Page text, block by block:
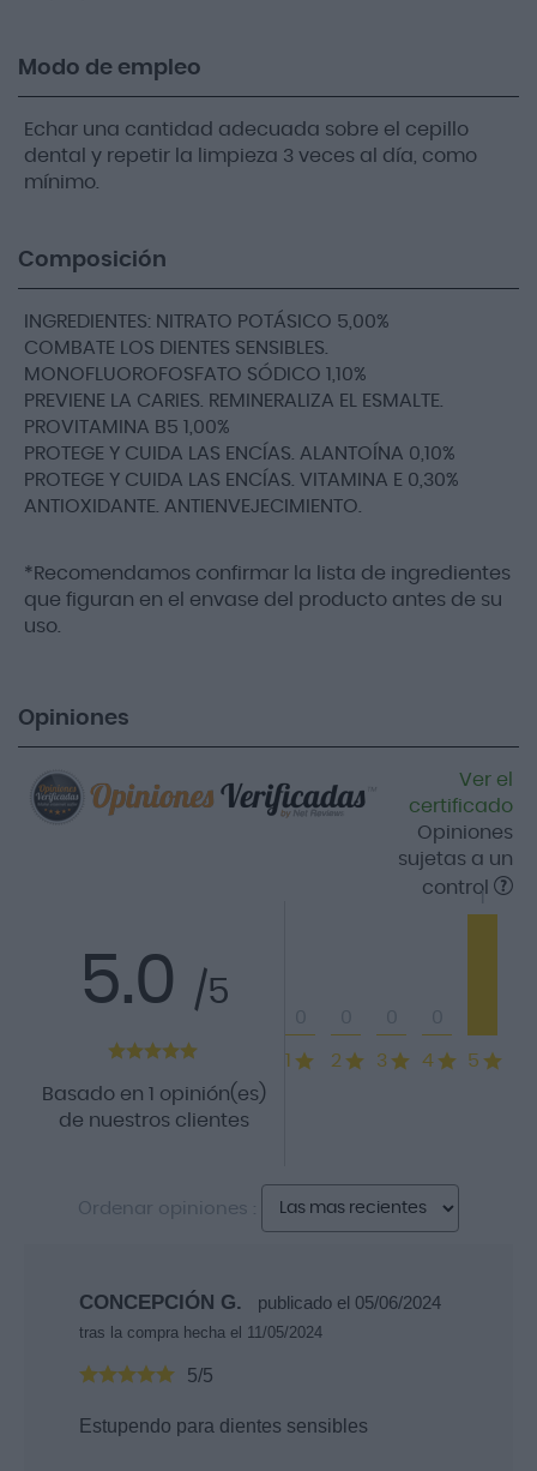
Modo de empleo
Echar una cantidad adecuada sobre el cepillo
dental y repetir la limpieza 3 veces al día, como
mínimo.
Composición
INGREDIENTES: NITRATO POTÁSICO 5,00%
COMBATE LOS DIENTES SENSIBLES.
MONOFLUOROFOSFATO SÓDICO 1,10%
PREVIENE LA CARIES. REMINERALIZA EL ESMALTE.
PROVITAMINA B5 1,00%
PROTEGE Y CUIDA LAS ENCÍAS. ALANTOÍNA 0,10%
PROTEGE Y CUIDA LAS ENCÍAS. VITAMINA E 0,30%
ANTIOXIDANTE. ANTIENVEJECIMIENTO.
*Recomendamos confirmar la lista de ingredientes
que figuran en el envase del producto antes de su
uso.
Opiniones
Ver el
certificado
Opiniones
sujetas a un
control
5.0 /5
Basado en 1 opinión(es)
de nuestros clientes
1 2 3 4 5
1
Ordenar opiniones :
CONCEPCIÓN G. publicado el 05/06/2024
tras la compra hecha el 11/05/2024
5/5
Estupendo para dientes sensibles